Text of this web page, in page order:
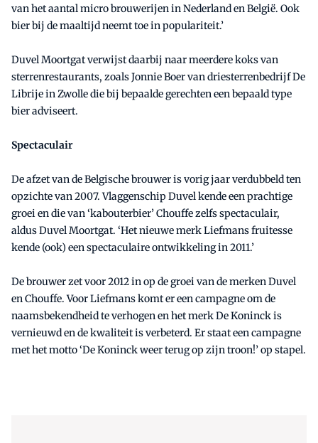
van het aantal micro brouwerijen in Nederland en België. Ook
bier bij de maaltijd neemt toe in populariteit.’
Duvel Moortgat verwijst daarbij naar meerdere koks van
sterrenrestaurants, zoals Jonnie Boer van driesterrenbedrijf De
Librije in Zwolle die bij bepaalde gerechten een bepaald type
bier adviseert.
Spectaculair
De afzet van de Belgische brouwer is vorig jaar verdubbeld ten
opzichte van 2007. Vlaggenschip Duvel kende een prachtige
groei en die van ‘kabouterbier’ Chouffe zelfs spectaculair,
aldus Duvel Moortgat. ‘Het nieuwe merk Liefmans fruitesse
kende (ook) een spectaculaire ontwikkeling in 2011.’
De brouwer zet voor 2012 in op de groei van de merken Duvel
en Chouffe. Voor Liefmans komt er een campagne om de
naamsbekendheid te verhogen en het merk De Koninck is
vernieuwd en de kwaliteit is verbeterd. Er staat een campagne
met het motto ‘De Koninck weer terug op zijn troon!’ op stapel.